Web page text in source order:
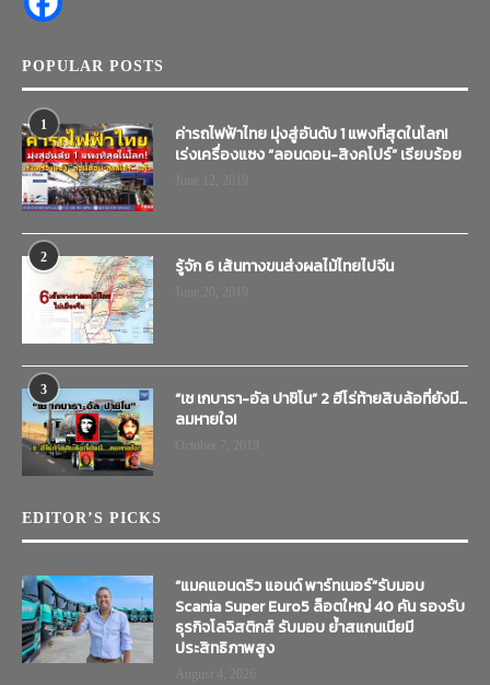
POPULAR POSTS
1
ค่ารถไฟฟ้าไทย มุ่งสู่อันดับ 1 แพงที่สุดในโลก!
เร่งเครื่องแซง “ลอนดอน-สิงคโปร์” เรียบร้อย
2 รู้จัก 6 เส้นทางขนส่งผลไม้ไทยไปจีน
3
“เช เกบารา-อัล ปาชิโน” 2 ฮีโร่ท้ายสิบล้อที่ยังมี…
ลมหายใจ!
EDITOR’S PICKS
“แมคแอนดริว แอนด์ พาร์ทเนอร์”รับมอบ
Scania Super Euro5 ล็อตใหญ่ 40 คัน รองรับ
ธุรกิจโลจิสติกส์ รับมอบ ย้ำสแกนเนียมี
ประสิทธิภาพสูง